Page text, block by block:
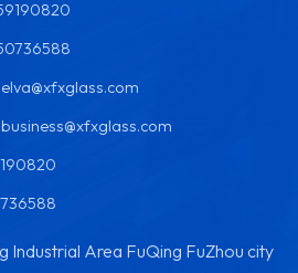
elva@xfxglass.com
business@xfxglass.com
Industrial Area FuQing FuZhou city